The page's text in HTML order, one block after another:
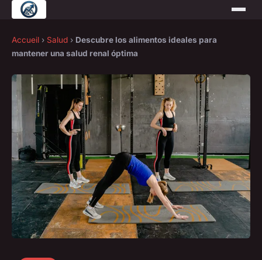
Accueil › Salud › Descubre los alimentos ideales para
mantener una salud renal óptima